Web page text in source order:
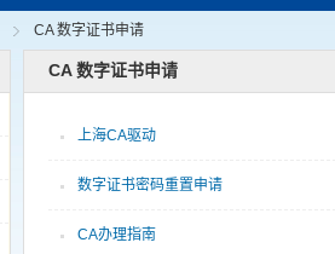
CA 数字证书申请
CA 数字证书申请
上海CA驱动
数字证书密码重置申请
CA办理指南